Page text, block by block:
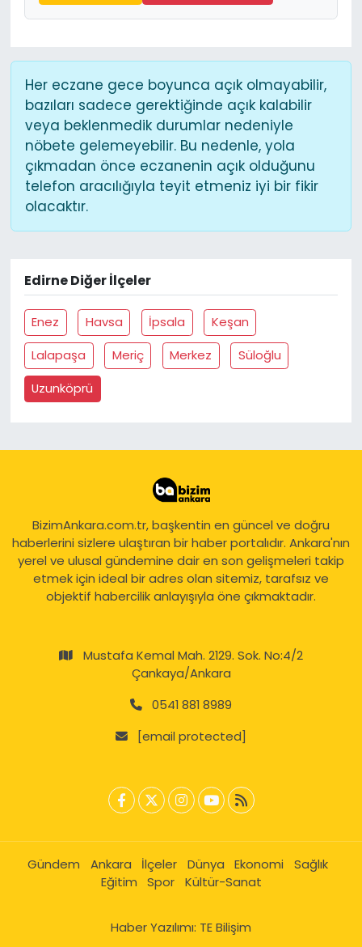
Her eczane gece boyunca açık olmayabilir,
bazıları sadece gerektiğinde açık kalabilir
veya beklenmedik durumlar nedeniyle
nöbete gelemeyebilir. Bu nedenle, yola
çıkmadan önce eczanenin açık olduğunu
telefon aracılığıyla teyit etmeniz iyi bir fikir
olacaktır.
Edirne Diğer İlçeler
Enez Havsa İpsala
Keşan
Lalapaşa
Meriç Merkez
Süloğlu
Uzunköprü
BizimAnkara.com.tr, başkentin en güncel ve doğru
haberlerini sizlere ulaştıran bir haber portalıdır. Ankara'nın
yerel ve ulusal gündemine dair en son gelişmeleri takip
etmek için ideal bir adres olan sitemiz, tarafsız ve
objektif habercilik anlayışıyla öne çıkmaktadır.
Mustafa Kemal Mah. 2129. Sok. No:4/2
Çankaya/Ankara
0541 881 8989
[email protected]
Gündem Ankara İlçeler Dünya Ekonomi
Sağlık
Eğitim
Spor Kültür-Sanat
Haber Yazılımı: TE Bilişim